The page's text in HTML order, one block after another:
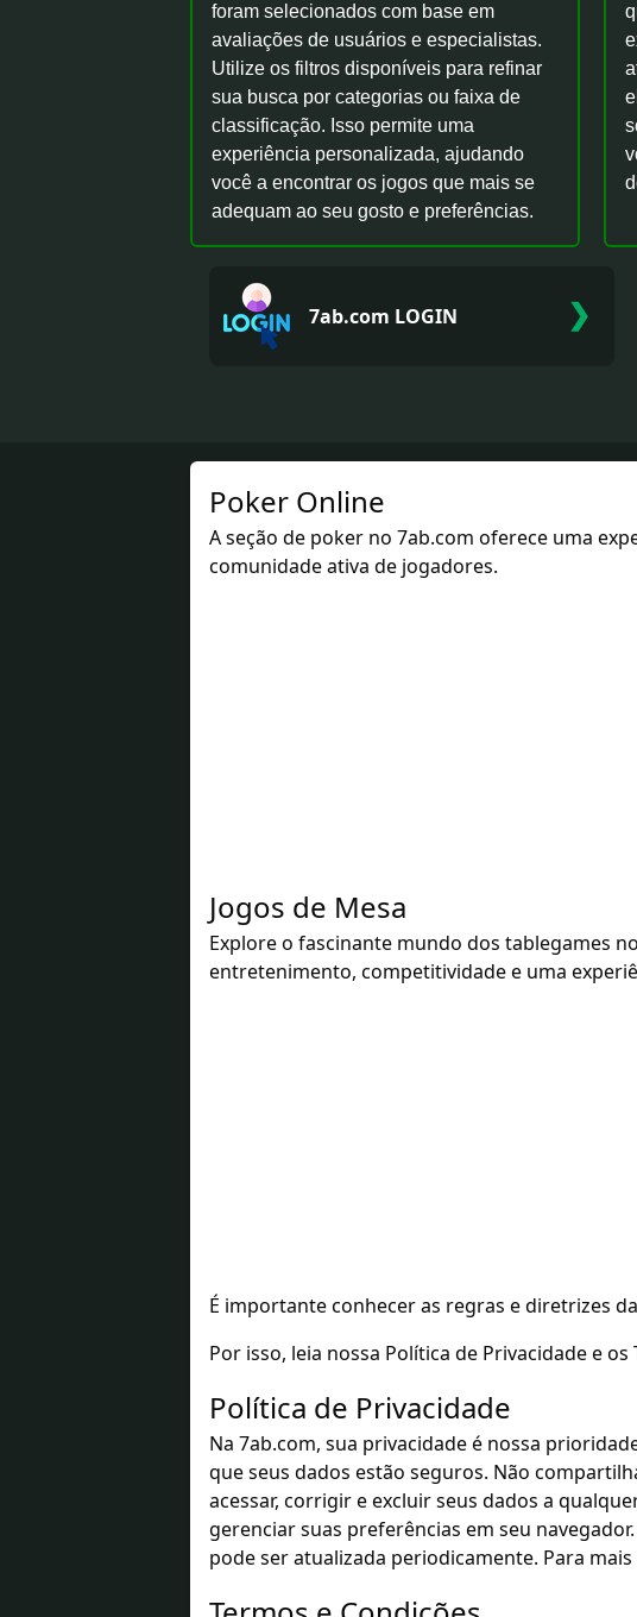
foram selecionados com base em
avaliações de usuários e especialistas.
Utilize os filtros disponíveis para refinar
sua busca por categorias ou faixa de
classificação. Isso permite uma
experiência personalizada, ajudando
você a encontrar os jogos que mais se
adequam ao seu gosto e preferências.
7ab.com LOGIN ❯
Poker Online
A seção de poker no 7ab.com oferece uma
comunidade ativa de jogadores.
Jogos de Mesa
Explore o fascinante mundo dos tablegames
entretenimento, competitividade e uma
É importante conhecer as regras e diretrizes
Por isso, leia nossa Política de Privacidade e
Política de Privacidade
Na 7ab.com, sua privacidade é nossa
que seus dados estão seguros. Não
acessar, corrigir e excluir seus dados a
gerenciar suas preferências em seu
pode ser atualizada periodicamente. Para